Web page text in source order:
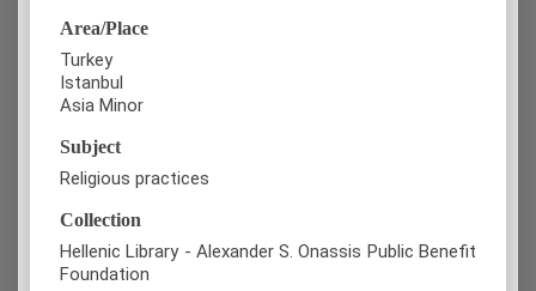
Area/Place
Turkey
Istanbul
Asia Minor
Subject
Religious practices
Collection
Hellenic Library - Alexander S. Onassis Public Benefit
Foundation